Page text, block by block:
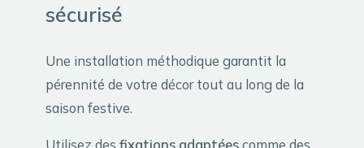
sécurisé
Une installation méthodique garantit la
pérennité de votre décor tout au long de la
saison festive.
Utilisez des fixations adaptéescomme des